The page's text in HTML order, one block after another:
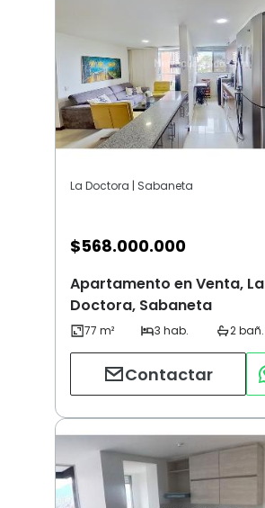
La Doctora | Sabaneta
$568.000.000
Apartamento en Venta, La
Doctora, Sabaneta
Contactar